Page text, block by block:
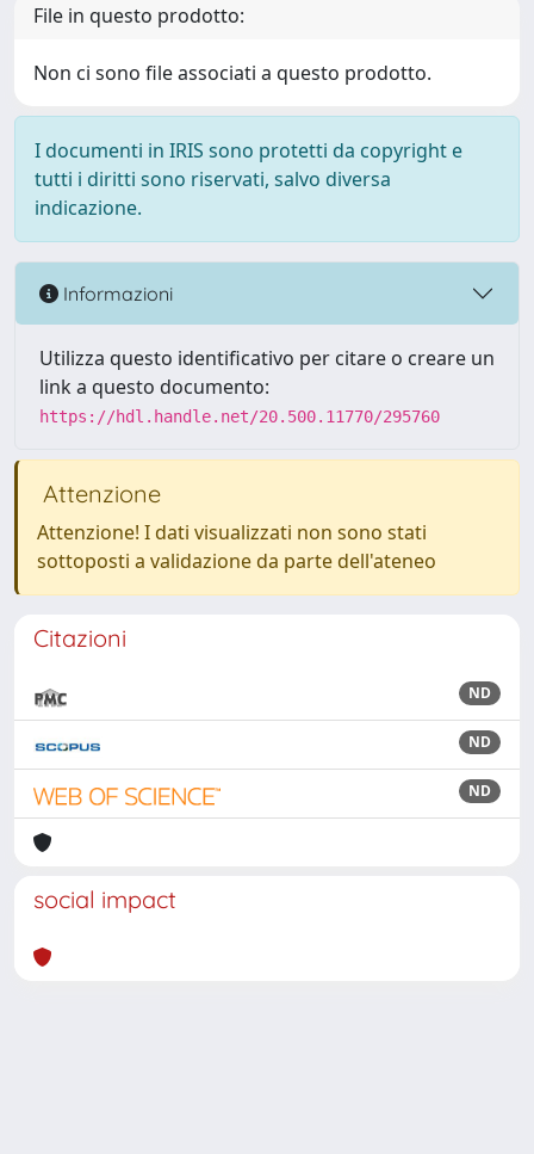
File in questo prodotto:
Non ci sono file associati a questo prodotto.
I documenti in IRIS sono protetti da copyright e
tutti i diritti sono riservati, salvo diversa
indicazione.
Informazioni
Utilizza questo identificativo per citare o creare un
link a questo documento:
https://hdl.handle.net/20.500.11770/295760
Attenzione
Attenzione! I dati visualizzati non sono stati
sottoposti a validazione da parte dell'ateneo
Citazioni
ND
ND
ND
social impact